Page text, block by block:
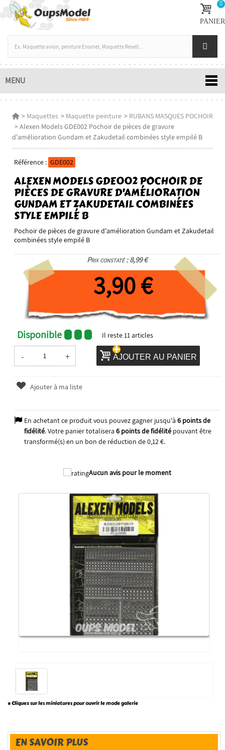
0
PANIER
MENU
> Maquettes > Maquette peinture > RUBANS MASQUES POCHOIR
>Alexen Models GDE002 Pochoir de pièces de gravure
d'amélioration Gundam et Zakudetail combinées style empilé B
Référence : GDE002
ALEXEN MODELS GDE002 POCHOIR DE
PIÈCES DE GRAVURE D'AMÉLIORATION
GUNDAM ET ZAKUDETAIL COMBINÉES
STYLE EMPILÉ B
Pochoir de pièces de gravure d'amélioration Gundam et Zakudetail
combinées style empilé B
Prix constaté : 8,99 €
3,90 €
Disponible Il reste11articles
- + AJOUTER AU PANIER
Ajouter à ma liste
En achetant ce produit vous pouvez gagner jusqu'à 6points de
fidélité. Votre panier totalisera 6points de fidélitépouvant être
transformé(s) en un bon de réduction de0,12 €.
Aucun avis pour le moment
2025
* Cliquez sur les miniatures pour ouvrir le mode galerie
EN SAVOIR PLUS